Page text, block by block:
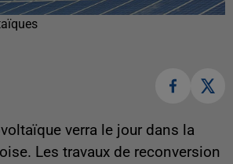
verra le jour dans la
Les travaux de reconversion